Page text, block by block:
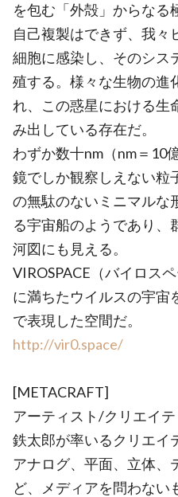
を包む「外殻」からなる
自己複製はできず、我々
細胞に感染し、そのシス
殖する。様々な生物の進
れ、この惑星における生
み出している存在だ。
わずか数十nm（nm＝10
鏡でしか観察しえない粒
の無駄のないミニマルな
る宇宙船のようであり、
河図にも見える。
VIROSPACE（バイロス
に満ちたウイルスの宇宙
で表現した空間だ。
http://vir0.space/
[METACRAFT]
アーティスト/クリエイ
鉄太郎が率いるクリエイ
アナログ、平面、立体、
ど、メディアを問わない